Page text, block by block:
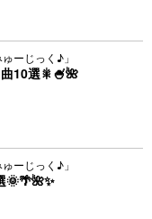
ーじっく♪」
10選🎇🍧🌺
ーじっく♪」
🌞🌴🌺✨